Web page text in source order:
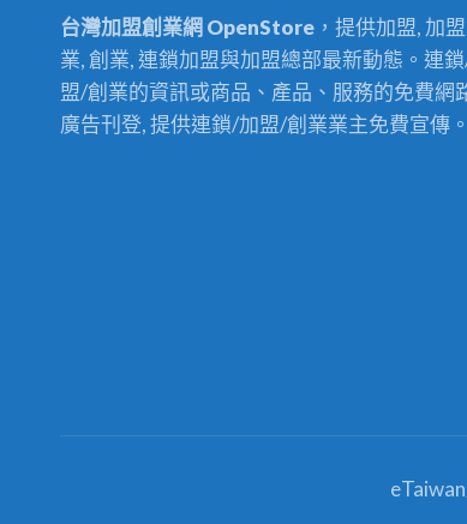
台灣加盟創業網 OpenStore ，提供加盟, 加
業, 創業, 連鎖加盟與加盟總部最新動態。連
盟/創業的資訊或商品、產品、服務的免費網
廣告刊登, 提供連鎖/加盟/創業業主免費宣傳。